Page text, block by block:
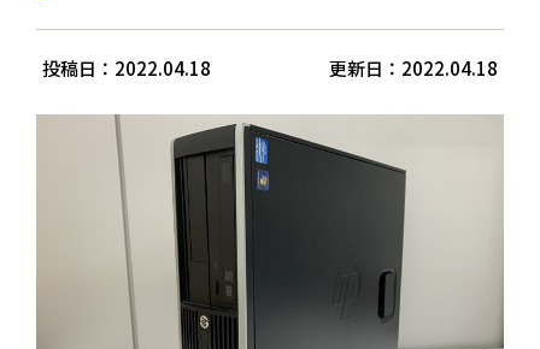
投稿日：2022.04.18 更新日：2022.04.18